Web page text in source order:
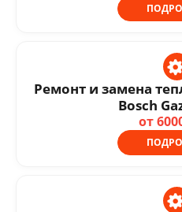
Ремонт и замена
Bosch
от